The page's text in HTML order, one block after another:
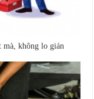
không lo gián